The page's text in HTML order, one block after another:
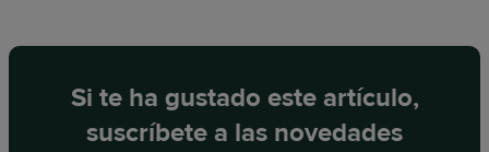
Si te ha gustado este artículo,
suscríbete a las novedades